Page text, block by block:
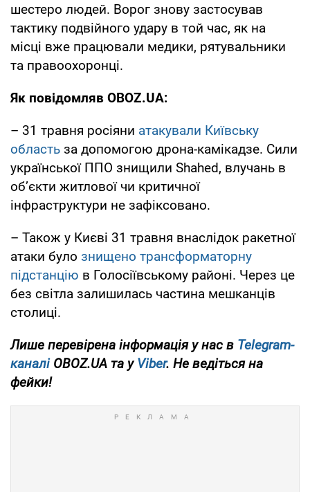
шестеро людей. Ворог знову застосував
тактику подвійного удару в той час, як на
місці вже працювали медики, рятувальники
та правоохоронці.
Як повідомляв OBOZ.UA:
– 31 травня росіяни атакували Київську
область за допомогою дрона-камікадзе. Сили
української ППО знищили Shahed, влучань в
об’єкти житлової чи критичної
інфраструктури не зафіксовано.
– Також у Києві 31 травня внаслідок ракетної
атаки було знищено трансформаторну
підстанцію в Голосіївському районі. Через це
без світла залишилась частина мешканців
столиці.
Лише перевірена інформація у нас в Telegram-
каналіOBOZ.UA та уViber. Не ведіться на
фейки!